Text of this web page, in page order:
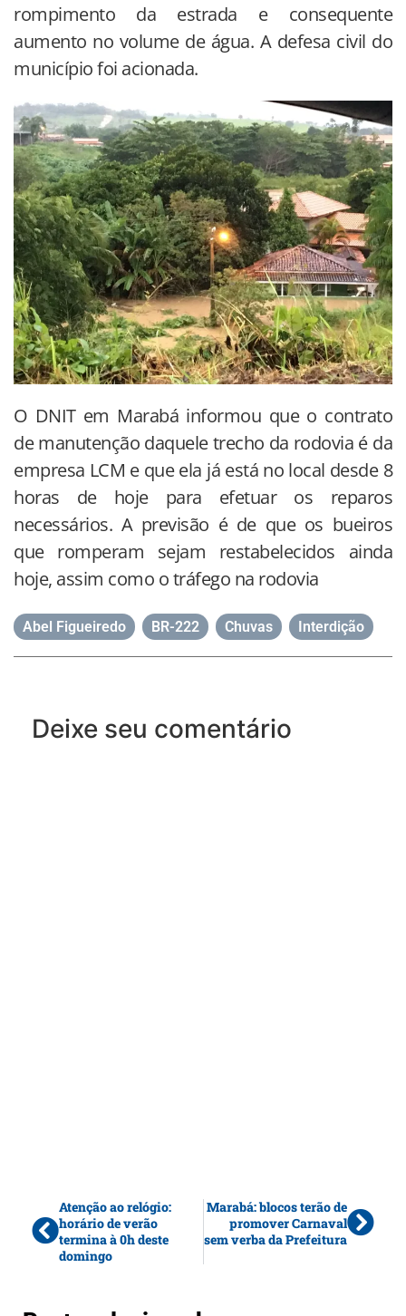
rompimento da estrada e consequente
aumento no volume de água. A defesa civil do
município foi acionada.
O DNIT em Marabá informou que o contrato
de manutenção daquele trecho da rodovia é da
empresa LCM e que ela já está no local desde 8
horas de hoje para efetuar os reparos
necessários. A previsão é de que os bueiros
que romperam sejam restabelecidos ainda
hoje, assim como o tráfego na rodovia
Abel Figueiredo BR-222 Chuvas Interdição
Deixe seu comentário
Atenção ao relógio:
horário de verão
termina à 0h deste
domingo
Marabá: blocos terão de
promover Carnaval
sem verba da Prefeitura